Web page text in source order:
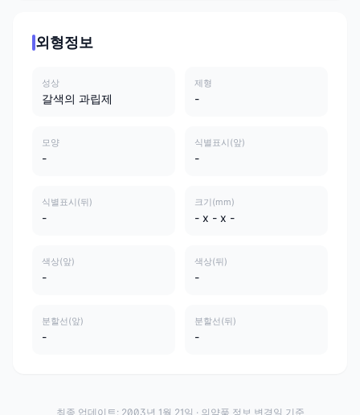
외형정보
성상
갈색의 과립제
제형
-
모양
-
식별표시(앞)
-
식별표시(뒤)
-
크기(mm)
- x - x -
색상(앞)
-
색상(뒤)
-
분할선(앞)
-
분할선(뒤)
-
최종 업데이트: 2003년 1월 21일 · 의약품 정보 변경일 기준